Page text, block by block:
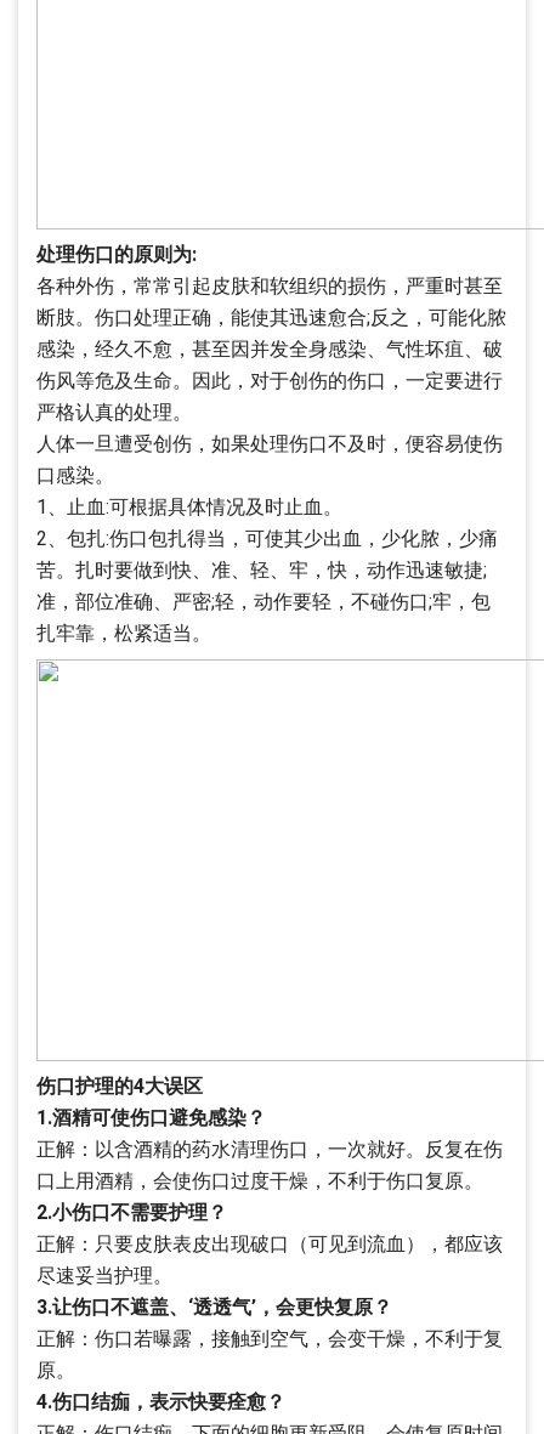
处理伤口的原则为:
各种外伤，常常引起皮肤和软组织的损伤，严重时甚至
断肢。伤口处理正确，能使其迅速愈合;反之，可能化脓
感染，经久不愈，甚至因并发全身感染、气性坏疽、破
伤风等危及生命。因此，对于创伤的伤口，一定要进行
严格认真的处理。
人体一旦遭受创伤，如果处理伤口不及时，便容易使伤
口感染。
1、止血:可根据具体情况及时止血。
2、包扎:伤口包扎得当，可使其少出血，少化脓，少痛
苦。扎时要做到快、准、轻、牢，快，动作迅速敏捷;
准，部位准确、严密;轻，动作要轻，不碰伤口;牢，包
扎牢靠，松紧适当。
伤口护理的4大误区
1.酒精可使伤口避免感染？
正解：以含酒精的药水清理伤口，一次就好。反复在伤
口上用酒精，会使伤口过度干燥，不利于伤口复原。
2.小伤口不需要护理？
正解：只要皮肤表皮出现破口（可见到流血），都应该
尽速妥当护理。
3.让伤口不遮盖、‘透透气’，会更快复原？
正解：伤口若曝露，接触到空气，会变干燥，不利于复
原。
4.伤口结痂，表示快要痊愈？